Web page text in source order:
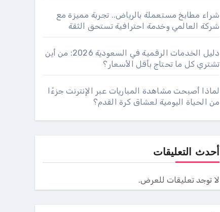
شراء مطابخ مستعملة بالرياض.. تجربة مميزة مع
شركة العالمي وخدمة احترافية تستحق الثقة
دليل الخدمات الرقمية في السعودية 2026: من أين
تشتري كل ما تحتاج بأقل الأسعار؟
لماذا أصبحت مشاهدة المباريات عبر الإنترنت جزءًا
من الحياة اليومية لعشاق كرة القدم؟
أحدث التعليقات
لا توجد تعليقات للعرض.